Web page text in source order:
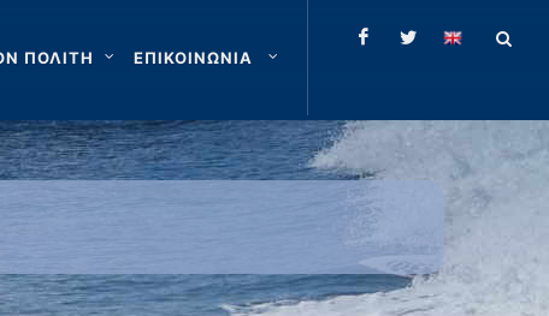
ΠΟΛΙΤΗ ΕΠΙΚΟΙΝΩΝΙΑ